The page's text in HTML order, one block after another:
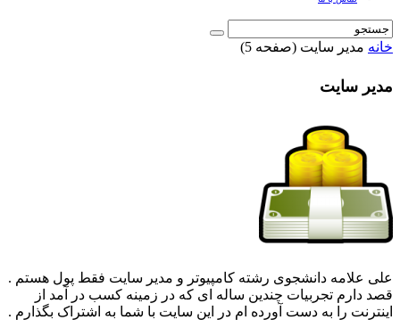
خانه مدیر سایت (صفحه 5)
مدیر سایت
علی علامه دانشجوی رشته کامپیوتر و مدیر سایت فقط پول هستم .
قصد دارم تجربیات چندین ساله ای که در زمینه کسب در آمد از
اینترنت را به دست آورده ام در این سایت با شما به اشتراک بگذارم .